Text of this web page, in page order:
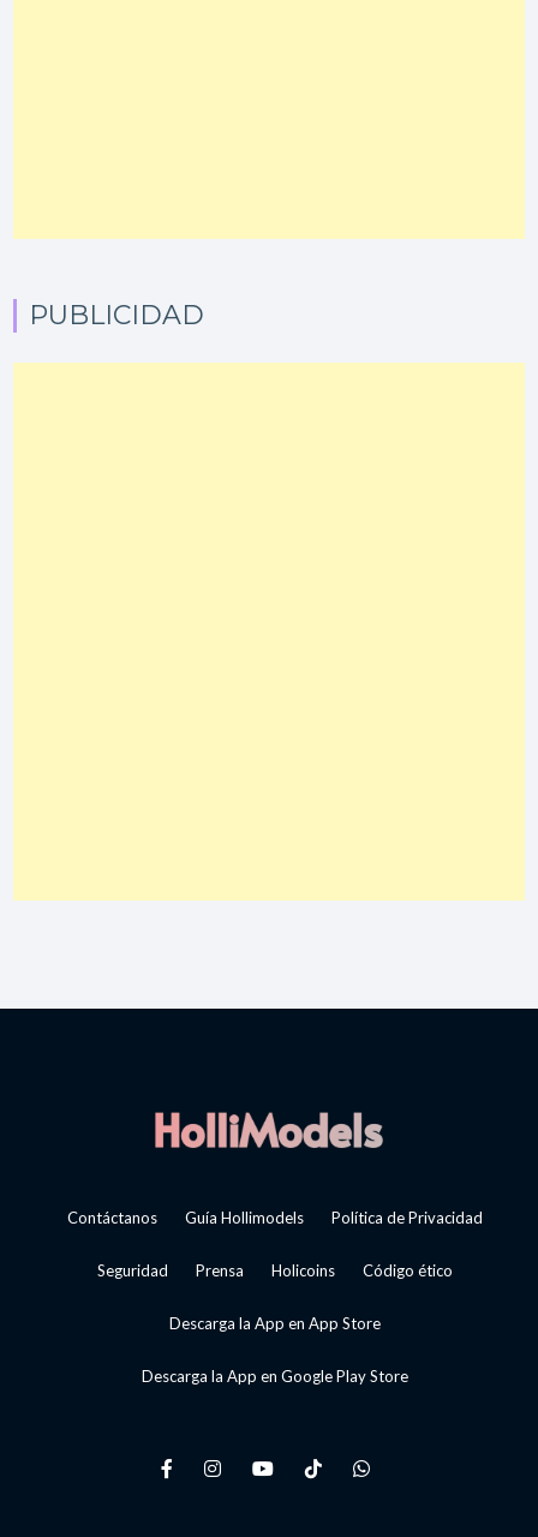
PUBLICIDAD
Contáctanos Guía Hollimodels Política de Privacidad
Seguridad Prensa Holicoins Código ético
Descarga la App en App Store
Descarga la App en Google Play Store